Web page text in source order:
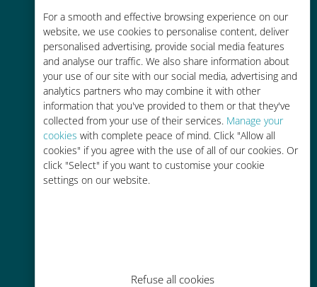
For a smooth and effective browsing experience on our
website, we use cookies to personalise content, deliver
personalised advertising, provide social media features
and analyse our traffic. We also share information about
your use of our site with our social media, advertising and
analytics partners who may combine it with other
information that you've provided to them or that they've
collected from your use of their services. Manage your
cookies with complete peace of mind. Click "Allow all
cookies" if you agree with the use of all of our cookies. Or
click "Select" if you want to customise your cookie
settings on our website.
Refuse all cookies
经济实惠
比现有运营商的漫游费便宜高达90%
轻松充值
通过Ubigi应用随时随地通话，即使
没有Wi-Fi或剩余流量也能畅聊
毫不费力